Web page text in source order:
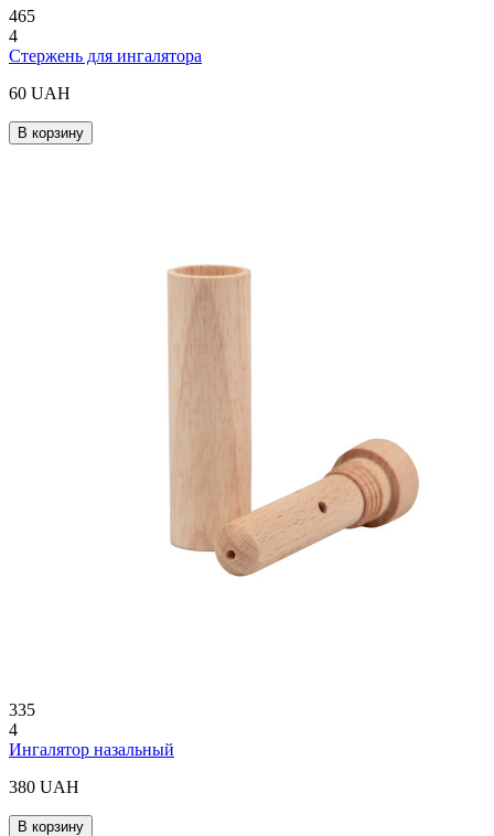
465
4
Стержень для ингалятора
60 UAH
В корзину
335
4
Ингалятор назальный
380 UAH
В корзину